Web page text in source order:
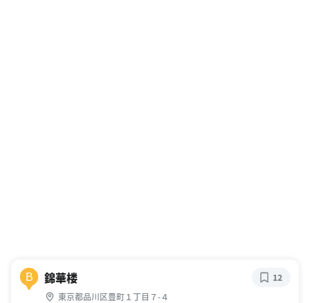
B 錦華楼
東京都品川区豊町１丁目７-４
12